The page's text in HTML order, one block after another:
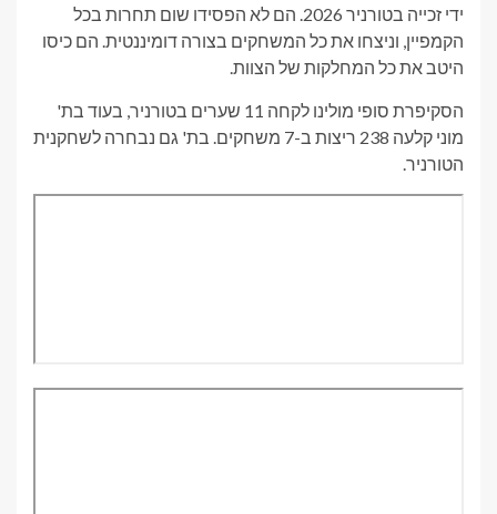
ידי זכייה בטורניר 2026. הם לא הפסידו שום תחרות בכל
הקמפיין, וניצחו את כל המשחקים בצורה דומיננטית. הם כיסו
היטב את כל המחלקות של הצוות.
הסקיפרת סופי מולינו לקחה 11 שערים בטורניר, בעוד בת'
מוני קלעה 238 ריצות ב-7 משחקים. בת' גם נבחרה לשחקנית
הטורניר.